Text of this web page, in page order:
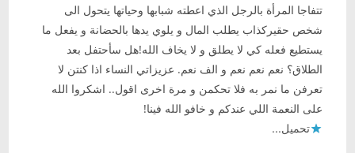
تتفاجا المرأة بالرجل الذي اعطته شبابها وحياتها يتحول الى
شخص حقيركذاب يطلب المال و يلوي يدها بالحضانة و يفعل ما
يستطيع فعله كي لا يطلق و لا يخاف الله!هل سأحتفل بعد
الطلاق؟ نعم نعم نعم و الف نعم. عزيزاتي النساء اذا كنتن لا
تعرفن ما نمر به فلا تحكمن و مرة اخرى اقول.. اشكروا الله
على النعمة اللي عندكم و خافو الله فينا!
تحميل...